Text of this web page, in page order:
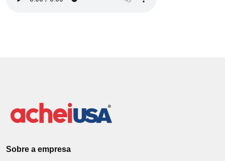
Sobre a empresa